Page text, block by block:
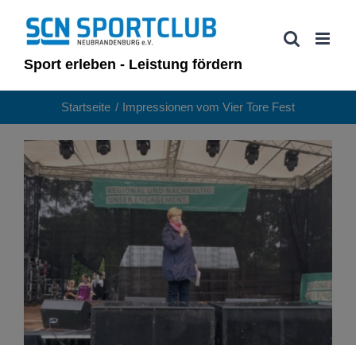
Inhalt
springenSport erleben - Leistung fördern
Startseite Impressionen vom Vier Tore Fest